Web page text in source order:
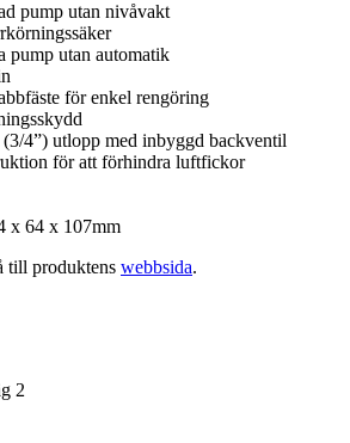
pump utan nivåvakt
pump utan automatik
för enkel rengöring
4”) utlopp med inbyggd backventil
för att förhindra luftfickor
x 64 x 107mm
till produktens webbsida.
2